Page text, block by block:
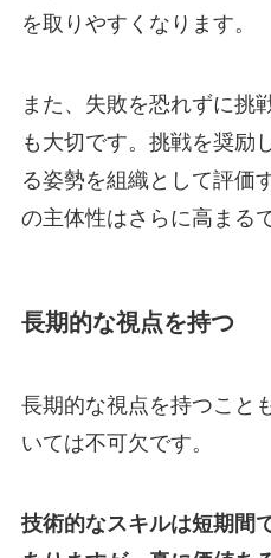
を取りやすくなります。
また、失敗を恐れずに挑
も大切です。挑戦を奨励
る姿勢を組織として評価
の主体性はさらに高まる
長期的な視点を持つ
長期的な視点を持つこと
いては不可欠です。
技術的なスキルは短期間